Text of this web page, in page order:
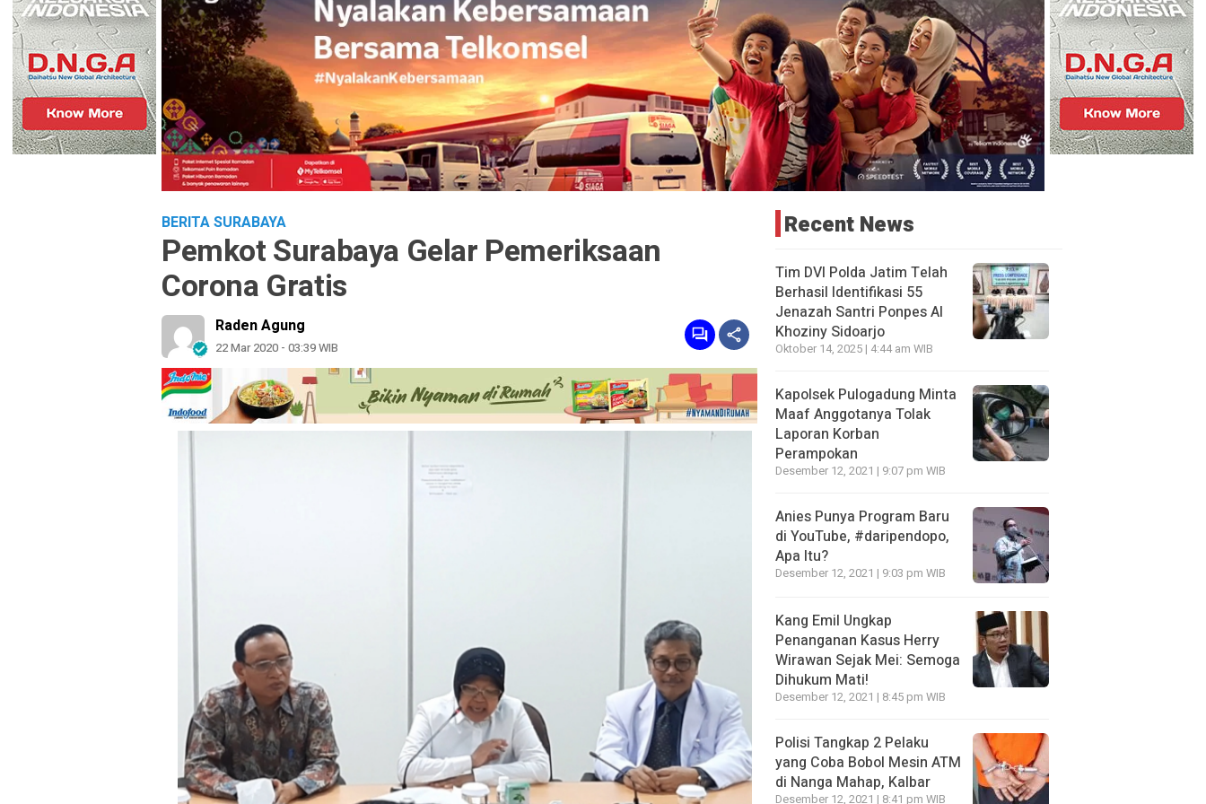
BERITA SURABAYA
Pemkot Surabaya Gelar Pemeriksaan
Corona Gratis
Raden Agung
22 Mar 2020 - 03:39 WIB
Recent News
Tim DVI Polda Jatim Telah
Berhasil Identifikasi 55
Jenazah Santri Ponpes Al
Khoziny Sidoarjo
Oktober 14, 2025 | 4:44 am WIB
Kapolsek Pulogadung Minta
Maaf Anggotanya Tolak
Laporan Korban
Perampokan
Desember 12, 2021 | 9:07 pm WIB
Anies Punya Program Baru
di YouTube, #daripendopo,
Apa Itu?
Desember 12, 2021 | 9:03 pm WIB
Kang Emil Ungkap
Penanganan Kasus Herry
Wirawan Sejak Mei: Semoga
Dihukum Mati!
Desember 12, 2021 | 8:45 pm WIB
Polisi Tangkap 2 Pelaku
yang Coba Bobol Mesin ATM
di Nanga Mahap, Kalbar
Desember 12, 2021 | 8:41 pm WIB